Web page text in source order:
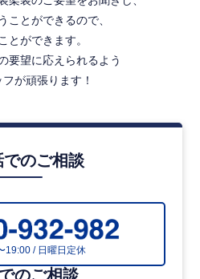
のバランス仕様
応します。
離も快適
の居住性を確保、長距離運行や
ことができるので、
とができます。
要望に応えられるよう
が頑張ります！
でのご相談
19:00 / 日曜日定休
のご相談